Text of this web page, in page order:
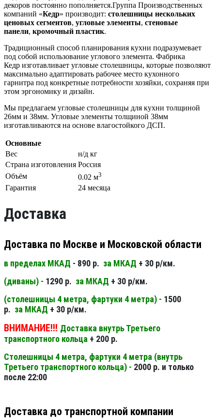
декоров постоянно пополняется.Группа Производственных
компаний «Кедр» производит: столешницы нескольких
ценовых сегментов, угловые элементы, стеновые
панели, кромочный пластик.
Традиционный способ планирования кухни подразумевает
под собой использование углового элемента. Фабрика
Кедр изготавливает угловые столешницы, которые позволяют
максимально адаптировать рабочее место кухонного
гарнитра под конкретные потребности хозяйки, сохраняя при
этом эргономику и дизайн.
Мы предлагаем угловые столешницы для кухни толщиной
26мм и 38мм. Угловые элементы толщиной 38мм
изготавливаются на основе влагостойкого ДСП.
Основные
Вес
н/д кг
Страна изготовления Россия
Объём
0.02 м3
Гарантия 24 месяца
Доставка
Доставка по Москве и Московской области
в пределах МКАД - 890 р. за МКАД + 30 р/км.
(диваны) - 1290 р. за МКАД + 30 р/км.
(столешницы 4 метра, фартуки 4 метра) - 1500
р. за МКАД + 30 р/км.
ВНИМАНИЕ!!! Доставка внутрь Третьего
транспортного кольца + 200 р.
Столешницы 4 метра, фартуки 4 метра (внутрь
Третьего транспортного кольца) - 2000 р. и только
после 22:00
Доставка до транспортной компании